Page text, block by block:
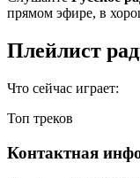
прямом эфире, в
Плейлист
Что сейчас играет:
Топ треков
Контактная